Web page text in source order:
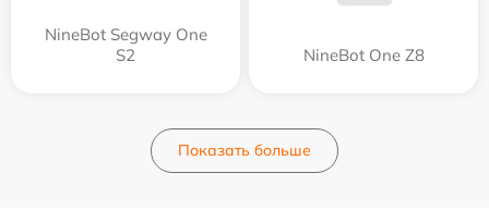
NineBot Segway One
S2
NineBot One Z8
Показать больше